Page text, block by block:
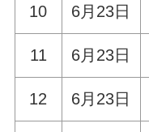
10 6月23日
11 6月23日
12 6月23日